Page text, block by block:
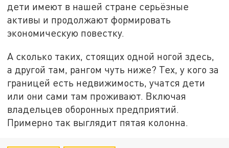
дети имеют в нашей стране серьёзные
активы и продолжают формировать
экономическую повестку.
А сколько таких, стоящих одной ногой здесь,
а другой там, рангом чуть ниже? Тех, у кого за
границей есть недвижимость, учатся дети
или они сами там проживают. Включая
владельцев оборонных предприятий.
Примерно так выглядит пятая колонна.